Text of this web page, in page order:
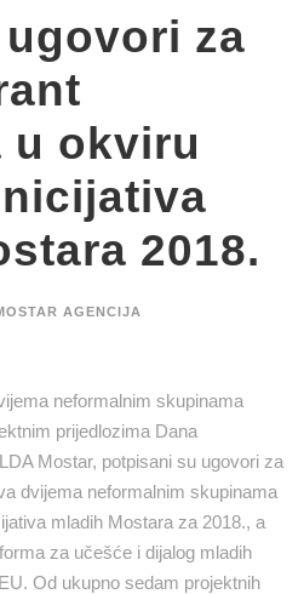
za
u okviru
2018.
AGENCIJA
neformalnim skupinama
prijedlozima Dana
Mostar, potpisani su ugovori za
dvijema neformalnim skupinama
mladih Mostara za 2018., a
za učešće i dijalog mladih
Od ukupno sedam projektnih